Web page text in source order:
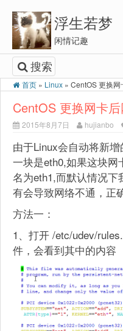
浮生若梦
闲情记趣
搜索
首页 » Linux » CentOS 更换
CentOS 更换网卡
2015年8月7日 hujianbo
由于Linux会自动将新
一块是eth0,如果这块
名为eth1,而默认情况
有会导致网络不通，正
方法一：
1、打开 /etc/udev/
件，会看到其中的内容